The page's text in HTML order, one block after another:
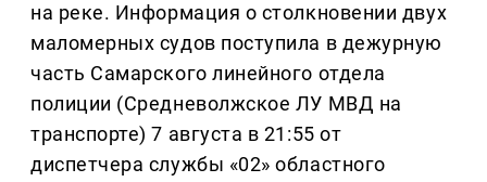
на реке. Информация о столкновении двух
маломерных судов поступила в дежурную
часть Самарского линейного отдела
полиции (Средневолжское ЛУ МВД на
транспорте) 7 августа в 21:55 от
диспетчера службы «02» областного